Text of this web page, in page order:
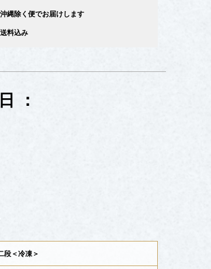
沖縄除く便でお届けします
送料込み
：
段＜冷凍＞